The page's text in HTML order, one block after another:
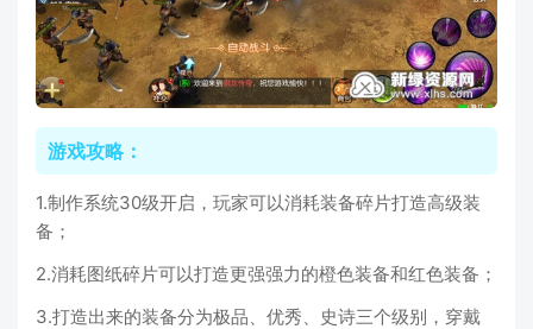
游戏攻略：
1.制作系统30级开启，玩家可以消耗装备碎片打造高级装
备；
2.消耗图纸碎片可以打造更强强力的橙色装备和红色装备；
3.打造出来的装备分为极品、优秀、史诗三个级别，穿戴